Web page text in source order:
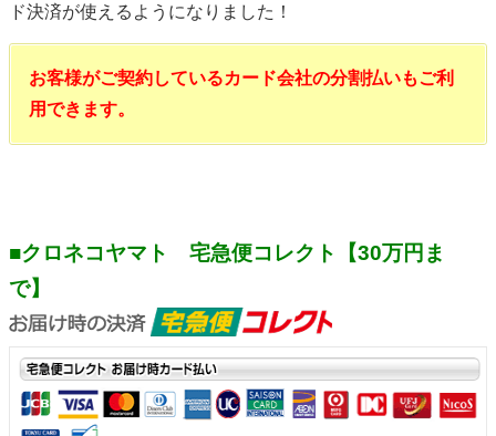
ド決済が使えるようになりました！
お客様がご契約しているカード会社の分割払いもご利
用できます。
■クロネコヤマト 宅急便コレクト【30万円ま
で】